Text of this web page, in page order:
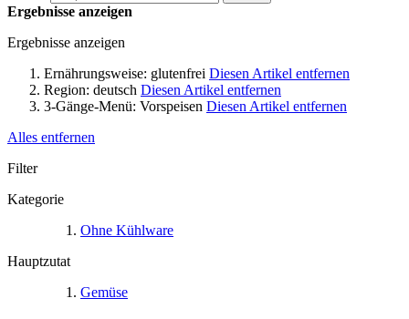
Ergebnisse anzeigen
Ergebnisse anzeigen
Ernährungsweise: glutenfrei Diesen Artikel entfernen
Region: deutsch Diesen Artikel entfernen
3-Gänge-Menü: Vorspeisen Diesen Artikel entfernen
Alles entfernen
Filter
Kategorie
Ohne Kühlware
Hauptzutat
Gemüse